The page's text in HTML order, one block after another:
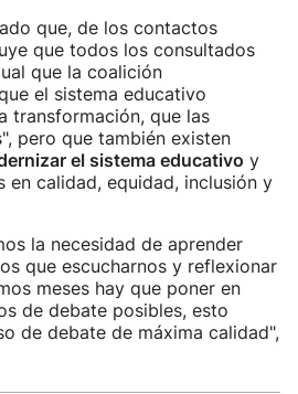
que, de los contactos
que todos los consultados
que la coalición
el sistema educativo
transformación, que las
pero que también existen
el sistema educativo y
en calidad, equidad, inclusión y
la necesidad de aprender
que escucharnos y reflexionar
meses hay que poner en
de debate posibles, esto
de debate de máxima calidad",